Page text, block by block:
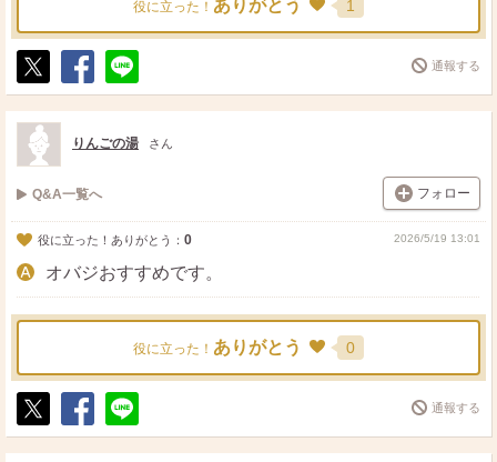
役に立った！ ありがとう 1
ポ
ス
ト
シ
ェ
送
る
通報する
りんごの湯 さん
Q&A一覧へ フォロー
役に立った！ありがとう： 0 2026/5/19 13:01
オバジおすすめです。
役に立った！ ありがとう 0
ポ
ス
シ
ェ
送
る
通報する